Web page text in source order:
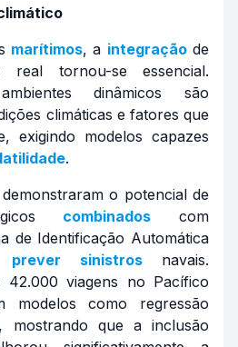
marítimos, a integração de
real tornou-se essencial.
dinâmicos são
climáticas e fatores que
exigindo modelos capazes
.
o potencial de
combinados
com
de Identificação Automática
prever sinistros navais.
42.000 viagens no Pacífico
modelos como regressão
mostrando que a inclusão